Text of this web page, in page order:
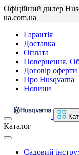
Офіційний дилер
ua.com.ua
Гарантія
Доставка
Оплата
Повернення.
Договір оферти
Про Husqvarna
Новини
Каталог
Садовий